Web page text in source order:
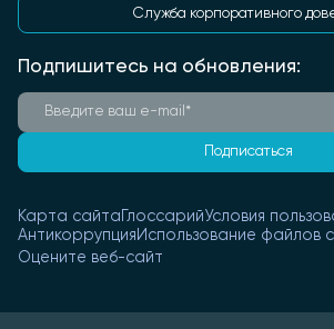
Служба корпоративного
Подпишитесь на обновления:
Подписаться
Карта сайта ГлоссарийУсловия
Антикоррупция Использование файлов
Оцените веб-сайт